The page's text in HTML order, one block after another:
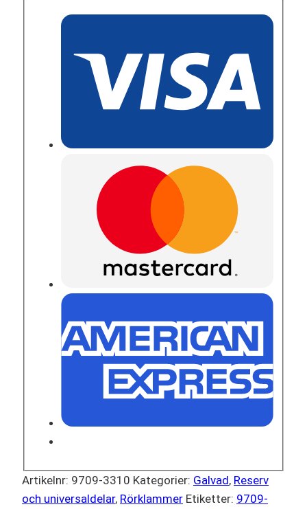
Artikelnr: 9709-3310 Kategorier: Galvad, Reserv
och universaldelar, Rörklammer Etiketter: 9709-